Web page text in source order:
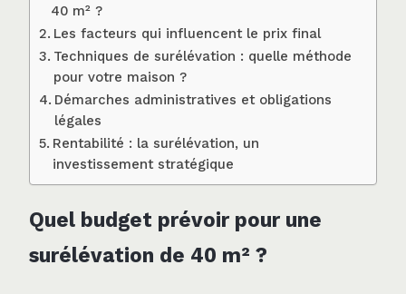
40 m² ?
Les facteurs qui influencent le prix final
Techniques de surélévation : quelle méthode
pour votre maison ?
Démarches administratives et obligations
légales
Rentabilité : la surélévation, un
investissement stratégique
Quel budget prévoir pour une
surélévation de 40 m² ?